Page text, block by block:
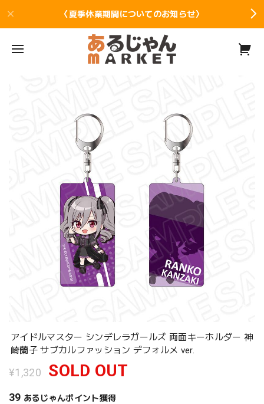
〈夏季休業期間についてのお知らせ〉
アイドルマスター シンデレラガールズ 両面キーホルダー 神
崎蘭子 サブカルファッション デフォルメ ver.
¥1,320 SOLD OUT
39 あるじゃんポイント獲得